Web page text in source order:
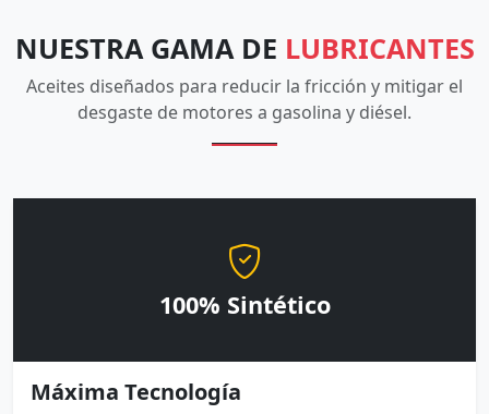
NUESTRA GAMA DE LUBRICANTES
Aceites diseñados para reducir la fricción y mitigar el
desgaste de motores a gasolina y diésel.
100% Sintético
Máxima Tecnología